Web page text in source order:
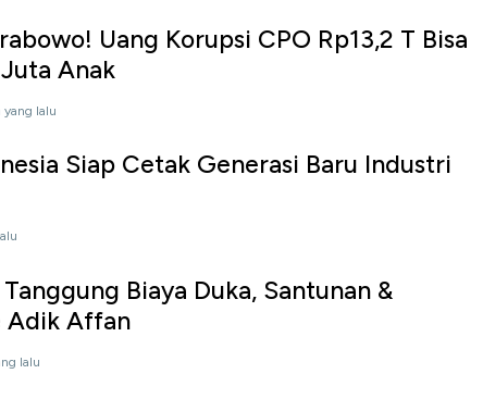
Uang Korupsi CPO Rp13,2 T Bisa
Anak
yang lalu
Siap Cetak Generasi Baru Industri
Biaya Duka, Santunan &
Adik Affan
lalu